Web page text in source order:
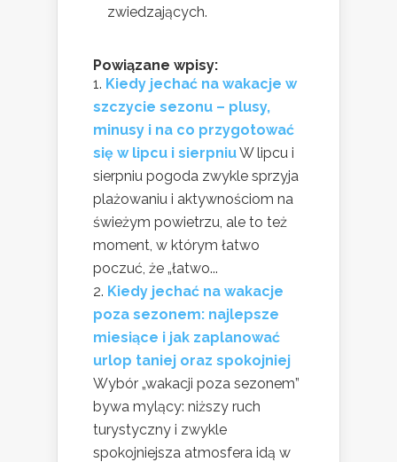
zwiedzających.
Powiązane wpisy:
Kiedy jechać na wakacje w
szczycie sezonu – plusy,
minusy i na co przygotować
się w lipcu i sierpniuW lipcu i
sierpniu pogoda zwykle sprzyja
plażowaniu i aktywnościom na
świeżym powietrzu, ale to też
moment, w którym łatwo
poczuć, że „łatwo...
Kiedy jechać na wakacje
poza sezonem: najlepsze
miesiące i jak zaplanować
urlop taniej oraz spokojniej
Wybór „wakacji poza sezonem”
bywa mylący: niższy ruch
turystyczny i zwykle
spokojniejsza atmosfera idą w